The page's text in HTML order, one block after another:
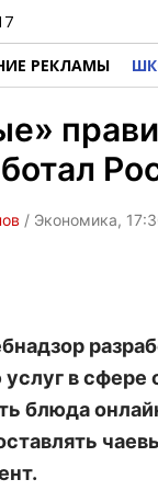
РЕКЛАМЫ
/ Экономика,
услуг в
блюда